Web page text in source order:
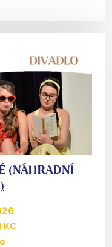
(NÁHRADNÍ
KC